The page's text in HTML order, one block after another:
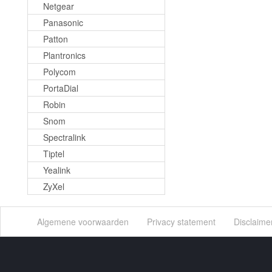
Netgear
Panasonic
Patton
Plantronics
Polycom
PortaDial
Robin
Snom
Spectralink
Tiptel
Yealink
ZyXel
Algemene voorwaarden Privacy statement